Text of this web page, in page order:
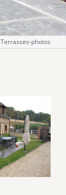
Terrasses-photos